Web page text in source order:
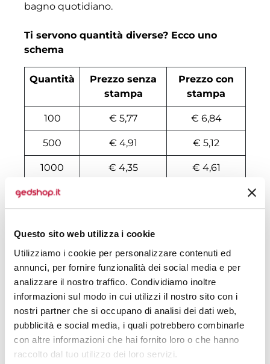
Questo sito web utilizza i cookie
Utilizziamo i cookie per personalizzare contenuti ed
annunci, per fornire funzionalità dei social media e per
analizzare il nostro traffico. Condividiamo inoltre
informazioni sul modo in cui utilizzi il nostro sito con i
nostri partner che si occupano di analisi dei dati web,
pubblicità e social media, i quali potrebbero combinarle
con altre informazioni che hai fornito loro o che hanno
raccolto dal tuo utilizzo dei loro servizi.
bagno quotidiano.
Ti servono quantità diverse? Ecco uno
schema
Quantità
Prezzo senza
stampa
Prezzo con
stampa
100 € 5,77 € 6,84
500 € 4,91 € 5,12
1000 € 4,35 € 4,61
2000
5000 € 4,07 € 4,20
6000 € 4,07 € 4,19
7000 € 4,07 € 4,18
8000 € 4,07 € 4,18